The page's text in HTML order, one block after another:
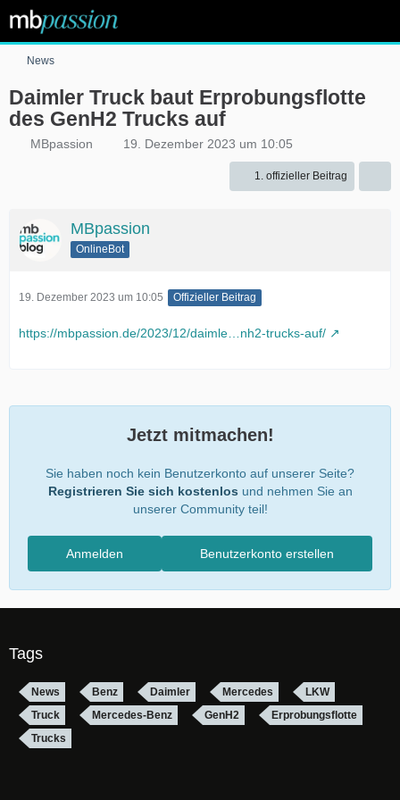
News
Daimler Truck baut Erprobungsflotte
des GenH2 Trucks auf
MBpassion 19. Dezember 2023 um 10:05
1. offizieller Beitrag
MBpassion
OnlineBot
19. Dezember 2023 um 10:05 Offizieller Beitrag
https://mbpassion.de/2023/12/daimle…nh2-trucks-auf/
Jetzt mitmachen!
Sie haben noch kein Benutzerkonto auf unserer Seite?
Registrieren Sie sich kostenlos und nehmen Sie an
unserer Community teil!
Benutzerkonto erstellen
Anmelden
Tags
News Benz Daimler Mercedes
LKW
Truck
Mercedes-Benz GenH2
Erprobungsflotte
Trucks